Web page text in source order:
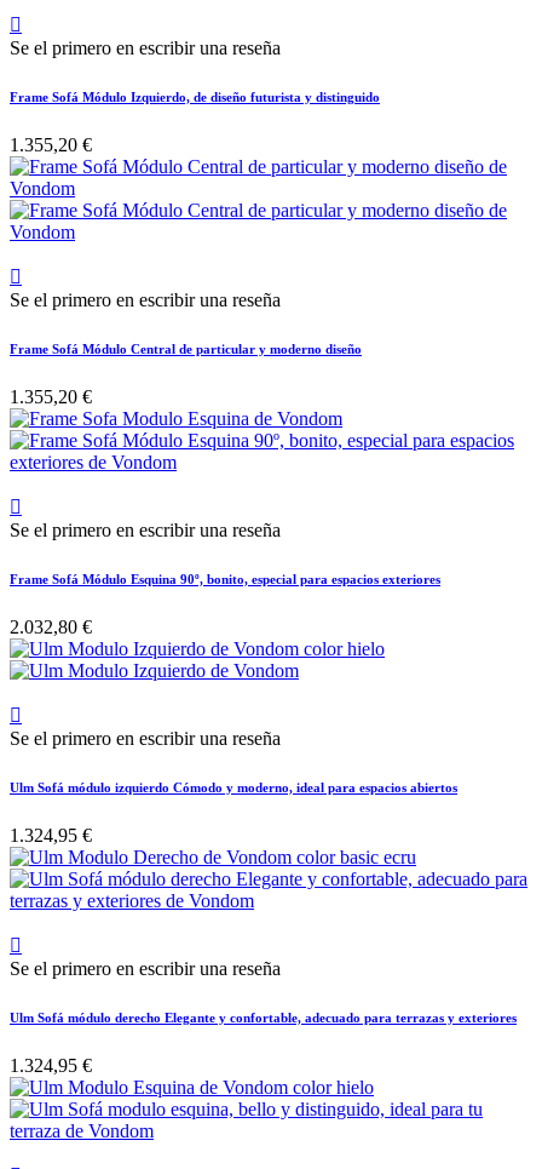

Se el primero en escribir una reseña
Frame Sofá Módulo Izquierdo, de diseño futurista y distinguido
1.355,20 €

Se el primero en escribir una reseña
Frame Sofá Módulo Central de particular y moderno diseño
1.355,20 €

Se el primero en escribir una reseña
Frame Sofá Módulo Esquina 90º, bonito, especial para espacios exteriores
2.032,80 €

Se el primero en escribir una reseña
Ulm Sofá módulo izquierdo Cómodo y moderno, ideal para espacios abiertos
1.324,95 €

Se el primero en escribir una reseña
Ulm Sofá módulo derecho Elegante y confortable, adecuado para terrazas y exteriores
1.324,95 €